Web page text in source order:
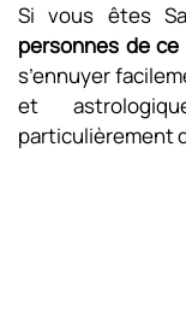
Si vous êtes
personnes de
s’ennuyer
et
particulièrement